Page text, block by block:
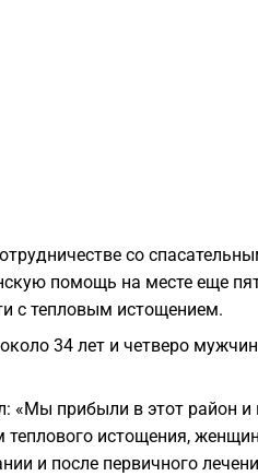
со
помощь на месте еще
с тепловым истощением.
34 лет и четверо
прибыли в этот район и
истощения,
и после первичного